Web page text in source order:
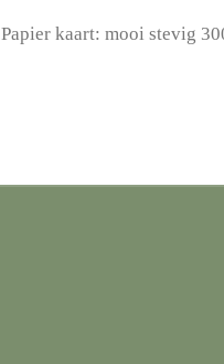
Papier kaart: mooi stevig